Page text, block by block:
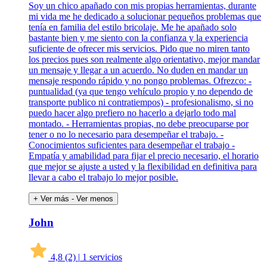
Soy un chico apañado con mis propias herramientas, durante
mi vida me he dedicado a solucionar pequeños problemas que
tenía en familia del estilo bricolaje. Me he apañado solo
bastante bien y me siento con la confianza y la experiencia
suficiente de ofrecer mis servicios. Pido que no miren tanto
los precios pues son realmente algo orientativo, mejor mandar
un mensaje y llegar a un acuerdo. No duden en mandar un
mensaje respondo rápido y no pongo problemas. Ofrezco: -
puntualidad (ya que tengo vehículo propio y no dependo de
transporte publico ni contratiempos) - profesionalismo, si no
puedo hacer algo prefiero no hacerlo a dejarlo todo mal
montado. - Herramientas propias, no debe preocuparse por
tener o no lo necesario para desempeñar el trabajo. -
Conocimientos suficientes para desempeñar el trabajo -
Empatía y amabilidad para fijar el precio necesario, el horario
que mejor se ajuste a usted y la flexibilidad en definitiva para
llevar a cabo el trabajo lo mejor posible.
+ Ver más - Ver menos
John
4,8 (2) | 1 servicios